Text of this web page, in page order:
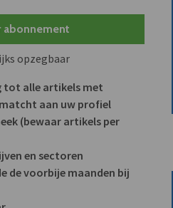
abonnement
opzegbaar
tot alle artikels met
aan uw profiel
(bewaar artikels per
en sectoren
de voorbije maanden bij